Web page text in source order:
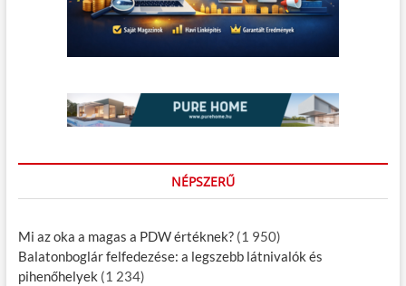
NÉPSZERŰ
Mi az oka a magas a PDW értéknek? (1 950)
Balatonboglár felfedezése: a legszebb látnivalók és
pihenőhelyek (1 234)